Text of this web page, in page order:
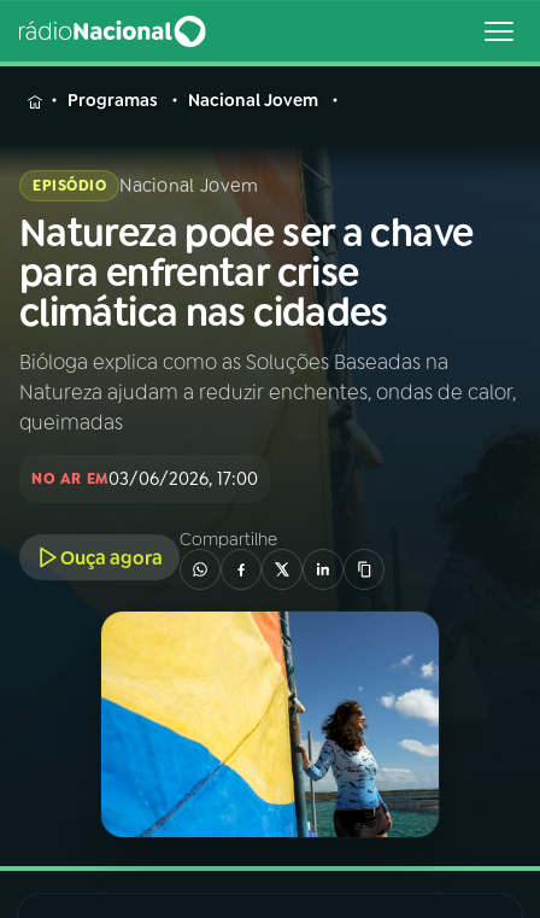
MENU
Buscar
na
Rádio
Nacional
Buscar
AO VIVO
PROGRAMAS
VIDEOCASTS
Programas Nacional Jovem
EPISÓDIO Nacional Jovem
Natureza pode ser a chave
para enfrentar crise
climática nas cidades
Bióloga explica como as Soluções Baseadas na
Natureza ajudam a reduzir enchentes, ondas de calor,
queimadas
NO AR EM03/06/2026, 17:00
Ouça agora
Compartilhe